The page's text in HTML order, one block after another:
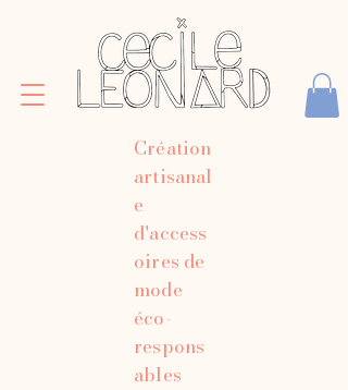
Création
artisanal
e
d'access
oires de
mode
éco-
respons
ables